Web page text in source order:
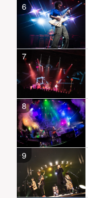
6
7
8
9